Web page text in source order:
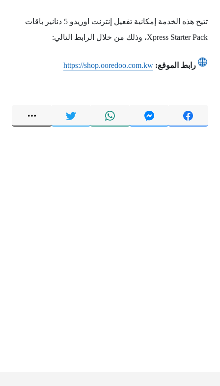
تتيح هذه الخدمة إمكانية تفعيل إنترنت اوريدو 5 دنانير باقات
Xpress Starter Pack، وذلك من خلال الرابط التالي:
رابط الموقع: https://shop.ooredoo.com.kw